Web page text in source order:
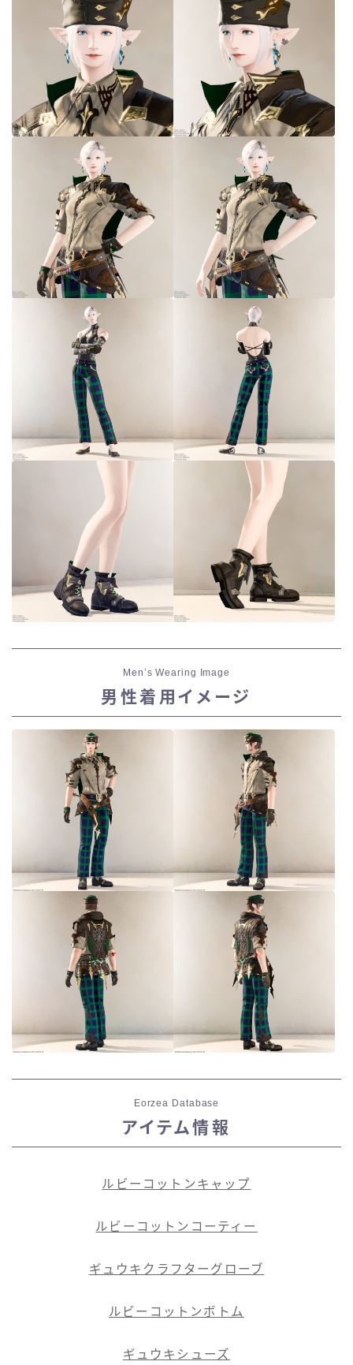
極シタデル・ボズヤ追憶戦
Men’s Wearing Image
男性着用イメージ
Eorzea Database
アイテム情報
ルビーコットンキャップ
ルビーコットンコーティー
ギュウキクラフターグローブ
ルビーコットンボトム
ギュウキシューズ